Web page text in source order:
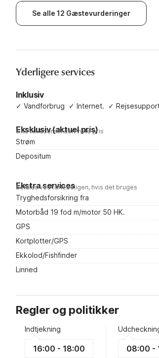
Se alle 12 Gæstevurderinger
Yderligere services
Inklusiv
✓ Vandforbrug ✓ Internet. ✓
Eksklusiv (aktuel pris)
Ikke inkluderet i den viste pris
Strøm
Depositum
Ekstra services
Betales ved ferieboligen, hvis det bruges
Tryghedsforsikring fra
Motorbåd 19 fod m/motor 50 HK.
GPS
Kortplotter/GPS
Ekkolod/Fishfinder
Linned
Regler og politikker
Indtjekning
16:00 - 18:00 08:00 -